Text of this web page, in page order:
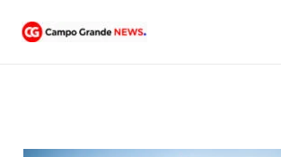
para